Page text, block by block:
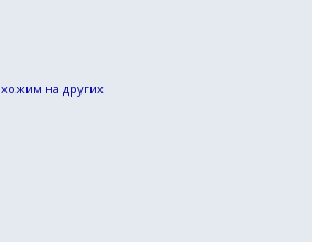
на других